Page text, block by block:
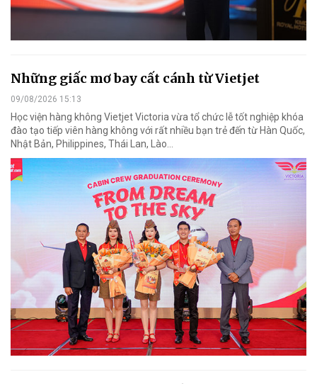
Những giấc mơ bay cất cánh từ Vietjet
09/08/2026 15:13
Học viện hàng không Vietjet Victoria vừa tổ chức lễ tốt nghiệp khóa
đào tạo tiếp viên hàng không với rất nhiều bạn trẻ đến từ Hàn Quốc,
Nhật Bản, Philippines, Thái Lan, Lào…